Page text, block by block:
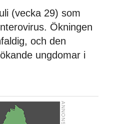
(vecka 29) som
Ökningen
och den
ungdomar i